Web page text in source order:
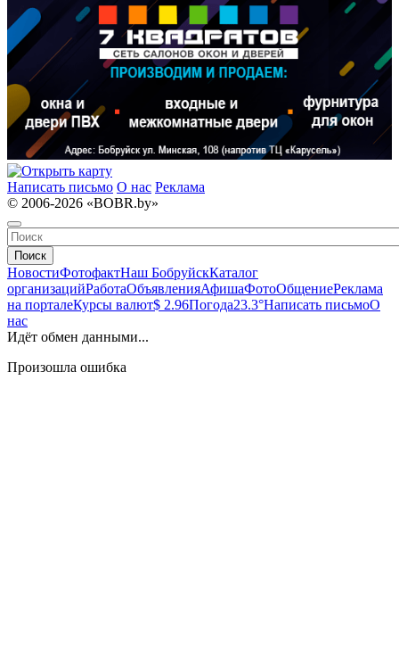
Написать письмо О нас Реклама
© 2006-2026 «BOBR.by»
Поиск
НовостиФотофактНаш БобруйскКаталог
организацийРаботаОбъявленияАфишаФотоОбщениеРеклама
на порталеКурсы валют$ 2.96Погода23.3°Написать письмоО
нас
Идёт обмен данными...
Произошла ошибка